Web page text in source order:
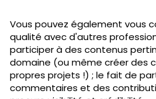
Vous pouvez également vous
qualité avec d'autres
participer à des contenus
domaine (ou même créer des
propres projets !) ; le fait de
commentaires et des